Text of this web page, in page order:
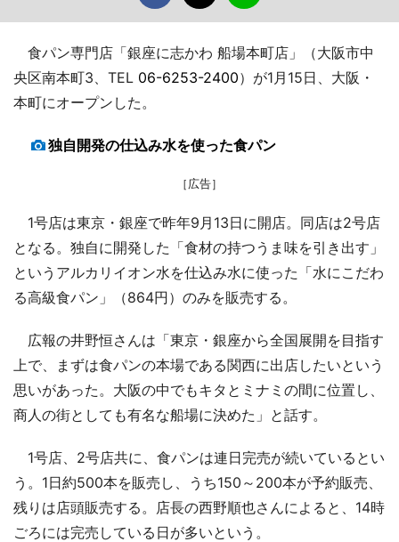
食パン専門店「銀座に志かわ 船場本町店」（大阪市中
央区南本町3、TEL 06-6253-2400）が1月15日、大阪・
本町にオープンした。
独自開発の仕込み水を使った食パン
［広告］
1号店は東京・銀座で昨年9月13日に開店。同店は2号店
となる。独自に開発した「食材の持つうま味を引き出す」
というアルカリイオン水を仕込み水に使った「水にこだわ
る高級食パン」（864円）のみを販売する。
広報の井野恒さんは「東京・銀座から全国展開を目指す
上で、まずは食パンの本場である関西に出店したいという
思いがあった。大阪の中でもキタとミナミの間に位置し、
商人の街としても有名な船場に決めた」と話す。
1号店、2号店共に、食パンは連日完売が続いているとい
う。1日約500本を販売し、うち150～200本が予約販売、
残りは店頭販売する。店長の西野順也さんによると、14時
ごろには完売している日が多いという。